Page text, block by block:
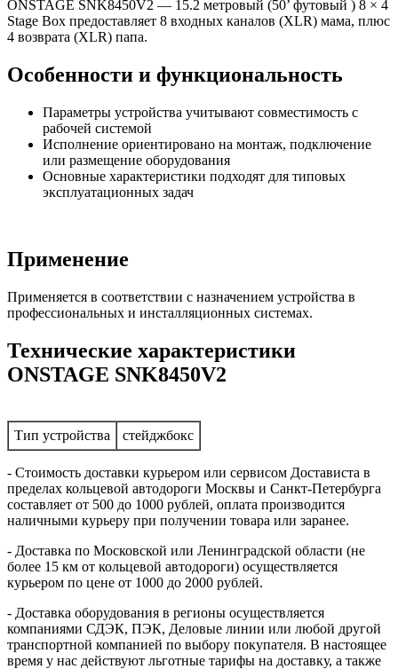
ONSTAGE SNK8450V2 — 15.2 метровый (50’ футовый ) 8 × 4
Stage Box предоставляет 8 входных каналов (XLR) мама, плюс
4 возврата (XLR) папа.
Особенности и функциональность
Параметры устройства учитывают совместимость с
рабочей системой
Исполнение ориентировано на монтаж, подключение
или размещение оборудования
Основные характеристики подходят для типовых
эксплуатационных задач
Применение
Применяется в соответствии с назначением устройства в
профессиональных и инсталляционных системах.
Технические характеристики
ONSTAGE SNK8450V2
Тип устройства стейджбокс
- Стоимость доставки курьером или сервисом Достависта в
пределах кольцевой автодороги Москвы и Санкт-Петербурга
составляет от 500 до 1000 рублей, оплата производится
наличными курьеру при получении товара или заранее.
- Доставка по Московской или Ленинградской области (не
более 15 км от кольцевой автодороги) осуществляется
курьером по цене от 1000 до 2000 рублей.
- Доставка оборудования в регионы осуществляется
компаниями СДЭК, ПЭК, Деловые линии или любой другой
транспортной компанией по выбору покупателя. В настоящее
время у нас действуют льготные тарифы на доставку, а также